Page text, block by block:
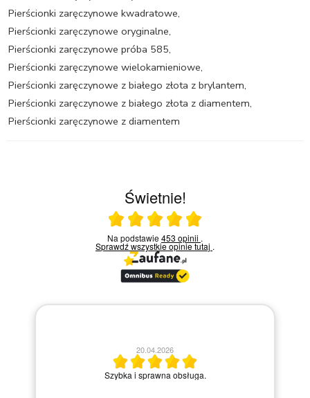
Pierścionki zaręczynowe kwadratowe,
Pierścionki zaręczynowe oryginalne,
Pierścionki zaręczynowe próba 585,
Pierścionki zaręczynowe wielokamieniowe,
Pierścionki zaręczynowe z białego złota z brylantem,
Pierścionki zaręczynowe z białego złota z diamentem,
Pierścionki zaręczynowe z diamentem
Świetnie!
Ocena średnia 5 na 5
Na podstawie453 opinii .
Sprawdź wszystkie opinietutaj .
20.04.2026
Szybka i sprawna obsługa.